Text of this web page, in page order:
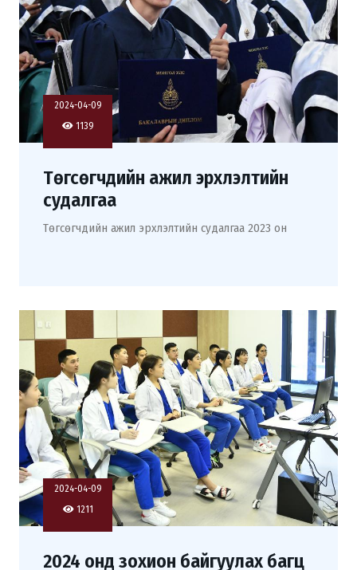
2024-04-09
1139
Төгсөгчдийн ажил эрхлэлтийн
судалгаа
Төгсөгчдийн ажил эрхлэлтийн судалгаа 2023 он
2024-04-09
1211
2024 онд зохион байгуулах багц